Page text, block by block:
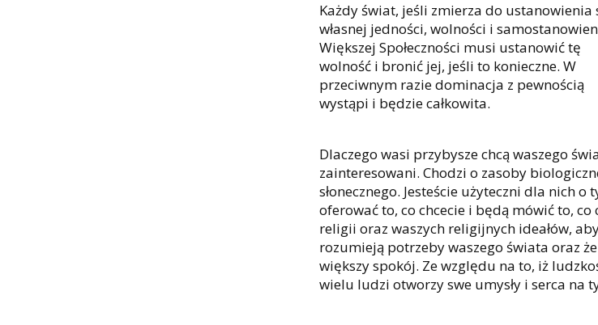
Każdy świat, jeśli zmierza do ustanowienia
własnej jedności, wolności i
Większej Społeczności musi ustanowić tę
wolność i bronić jej, jeśli to konieczne. W
przeciwnym razie dominacja z pewnością
wystąpi i będzie całkowita.
Dlaczego wasi przybysze chcą waszego
zainteresowani. Chodzi o zasoby
słonecznego. Jesteście użyteczni dla nich
oferować to, co chcecie i będą mówić to, co
religii oraz waszych religijnych ideałów,
rozumieją potrzeby waszego świata oraz
większy spokój. Ze względu na to, iż
wielu ludzi otworzy swe umysły i serca na